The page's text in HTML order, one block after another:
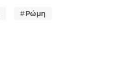
Ρώμη